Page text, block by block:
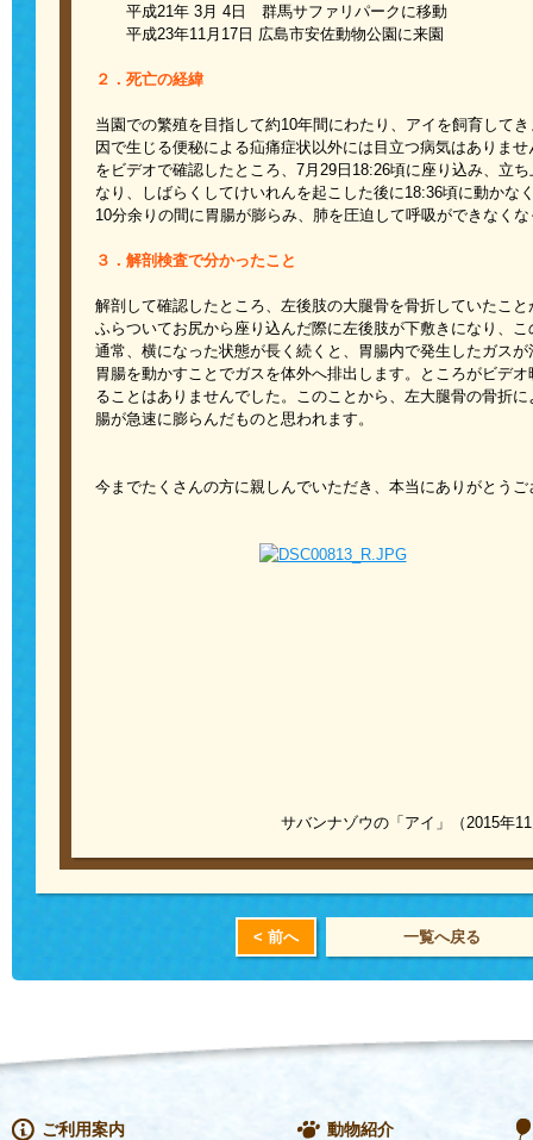
平成21年 3月 4 日 群馬サファリパークに移動
平成23年11月 17 日 広島市安佐動物公園に来園
２．死亡の経緯
当園での繁殖を目指して約10年間にわたり、アイを飼育して
因で生じる便秘による疝痛症状以外には目立つ病気はありま
をビデオで確認したところ、 7月 29 日 18:26頃に座り込み、立
なり、しばらくしてけいれんを起こした後に18:36頃に動かな
10分余りの間に胃腸が膨らみ、肺を圧迫して呼吸ができなく
３．解剖検査で分かったこと
解剖して確認したところ、左後肢の大腿骨を骨折していたこ
ふらついてお尻から座り込んだ際に左後肢が下敷きになり、
通常、横になった状態が長く続くと、胃腸内で発生したガス
胃腸を動かすことでガスを体外へ排出します。ところがビデ
ることはありませんでした。このことから、左大腿骨の骨折
腸が急速に膨らんだものと思われます。
今までたくさんの方に親しんでいただき、本当にありがとうご
サバンナゾウの「アイ」（2015年
< 前へ 一覧へ戻る
ご利用案内 動物紹介